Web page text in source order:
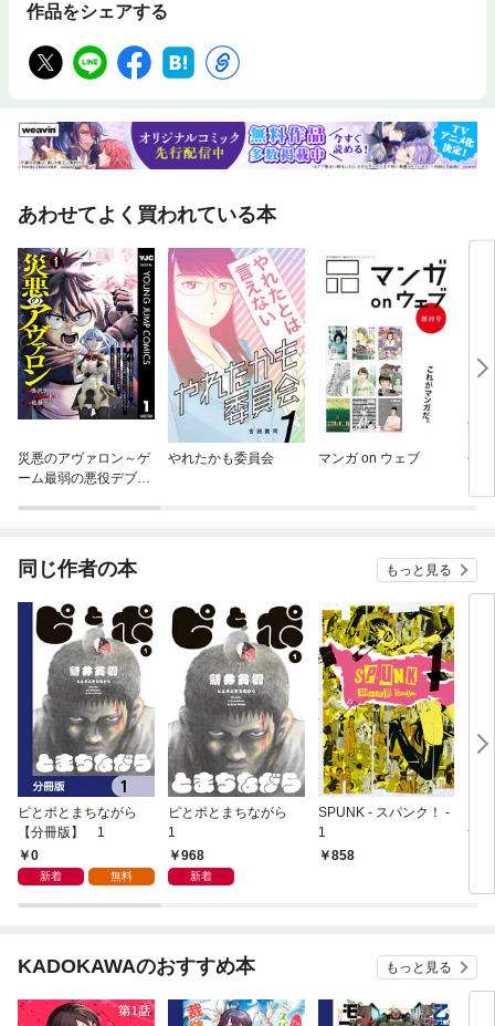
作品をシェアする
あわせてよく買われている本
災悪のアヴァロン～ゲ
ーム最弱の悪役デブに
ったので、最速レベル
アップ＆破滅フラグ回
ます～
やれたかも委員会 マンガ on ウェブ 平
同じ作者の本 もっと見る
ピとポとまちながら
【分冊版】 1
0
新着 無料
ピとポとまちながら
1
968
新着
SPUNK - スパンク！ -
1
858
ザ
KADOKAWAのおすすめ本 もっと見る